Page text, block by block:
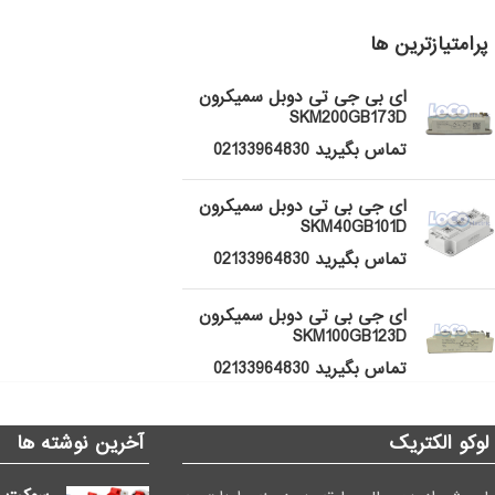
پرامتیازترین ها
ای بی جی تی دوبل سمیکرون
SKM200GB173D
تماس بگیرید 02133964830
ای جی بی تی دوبل سمیکرون
SKM40GB101D
تماس بگیرید 02133964830
ای جی بی تی دوبل سمیکرون
SKM100GB123D
تماس بگیرید 02133964830
لوکو الکتریک آخرین نوشته ها